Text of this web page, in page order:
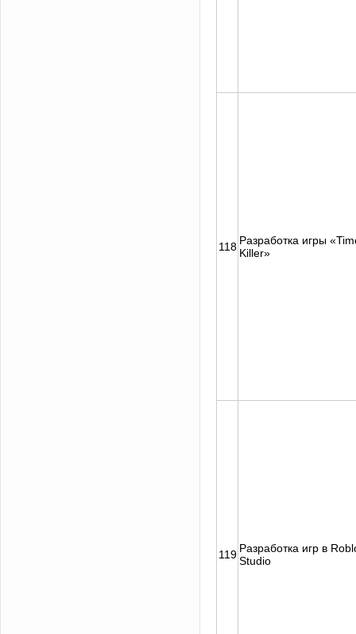
118 Разработка игры
Killer»
119 Разработка игр в
Studio